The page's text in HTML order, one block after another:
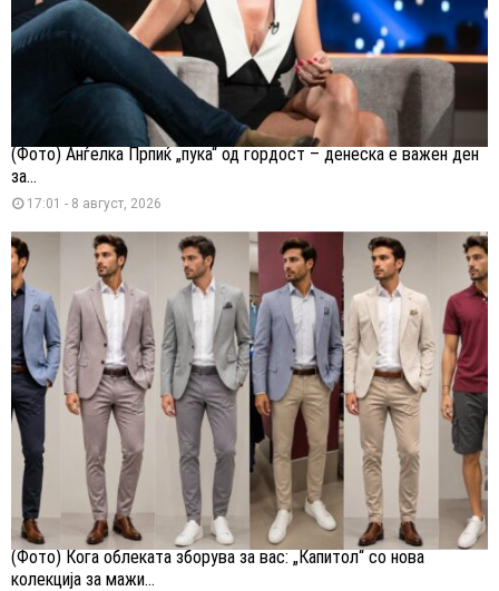
(Фото) Анѓелка Прпиќ „пука“ од гордост – денеска е важен ден
за...
17:01 - 8 август, 2026
(Фото) Кога облеката зборува за вас: „Капитол“ со нова
колекција за мажи...